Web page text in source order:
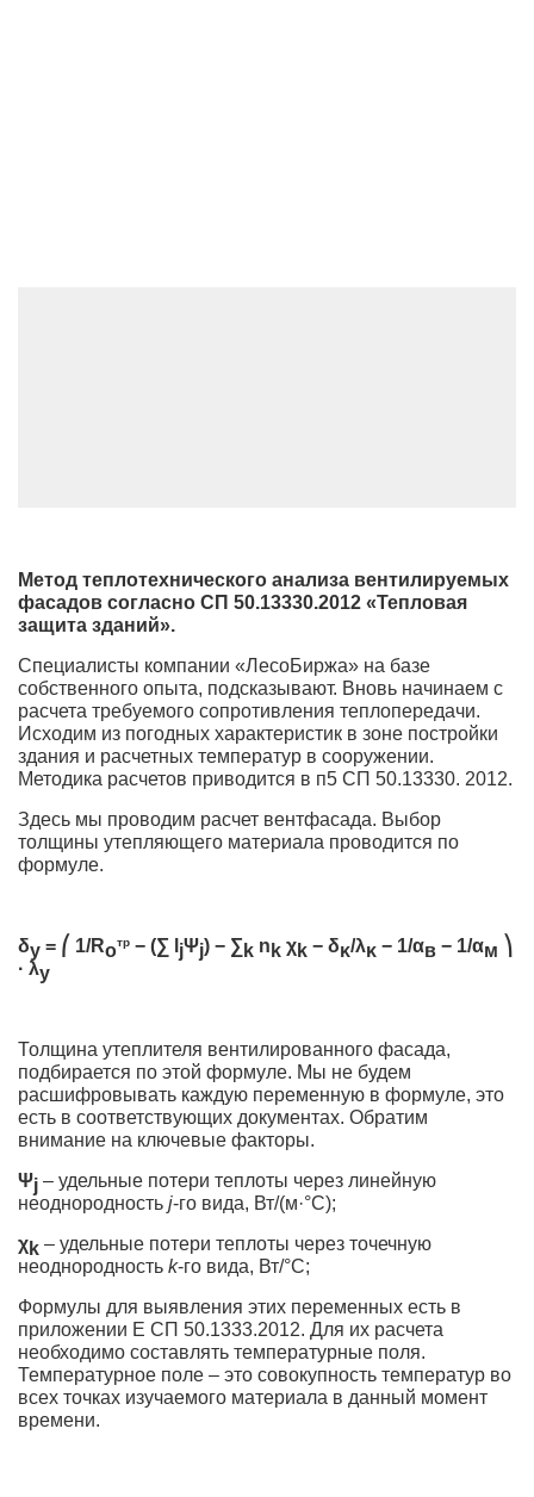
Метод теплотехнического анализа вентилируемых
фасадов согласно СП 50.13330.2012 «Тепловая
защита зданий».
Специалисты компании «ЛесоБиржа» на базе
собственного опыта, подсказывают. Вновь начинаем с
расчета требуемого сопротивления теплопередачи.
Исходим из погодных характеристик в зоне постройки
здания и расчетных температур в сооружении.
Методика расчетов приводится в п5 СП 50.13330. 2012.
Здесь мы проводим расчет вентфасада. Выбор
толщины утепляющего материала проводится по
формуле.
δy = ⎛ 1/Roтр − (∑ l jΨj) − ∑ k n k χk − δκ/λκ − 1/αв − 1/αм ⎞
· λy
Толщина утеплителя вентилированного фасада,
подбирается по этой формуле. Мы не будем
расшифровывать каждую переменную в формуле, это
есть в соответствующих документах. Обратим
внимание на ключевые факторы.
Ψj – удельные потери теплоты через линейную
неоднородность j-го вида, Вт/(м·°С);
χk – удельные потери теплоты через точечную
неоднородность k-го вида, Вт/°С;
Формулы для выявления этих переменных есть в
приложении Е СП 50.1333.2012. Для их расчета
необходимо составлять температурные поля.
Температурное поле – это совокупность температур во
всех точках изучаемого материала в данный момент
времени.